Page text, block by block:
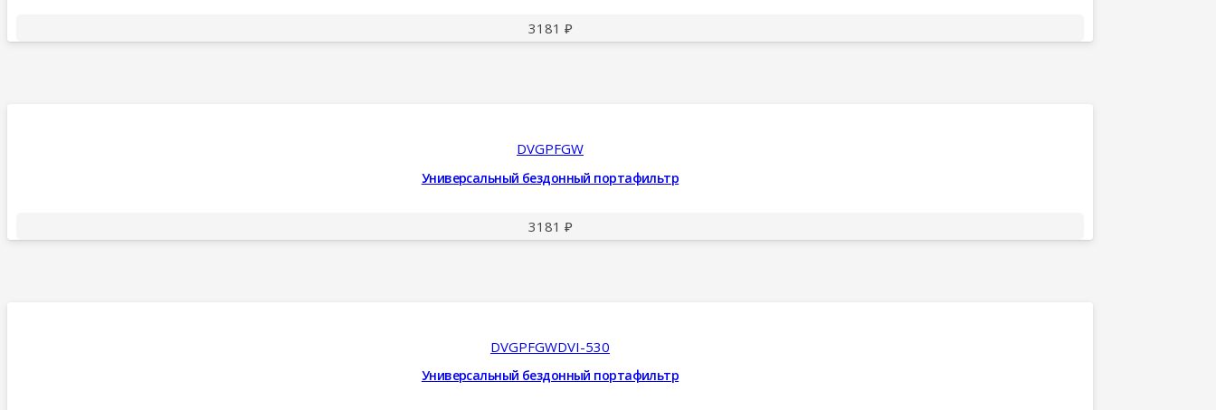
3181 ₽
DVGPFGW
Универсальный бездонный портафильтр
3181 ₽
DVGPFGWDVI-530
Универсальный бездонный портафильтр